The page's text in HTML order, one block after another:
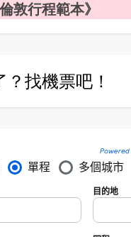
敦行程範本》
？找機票吧！